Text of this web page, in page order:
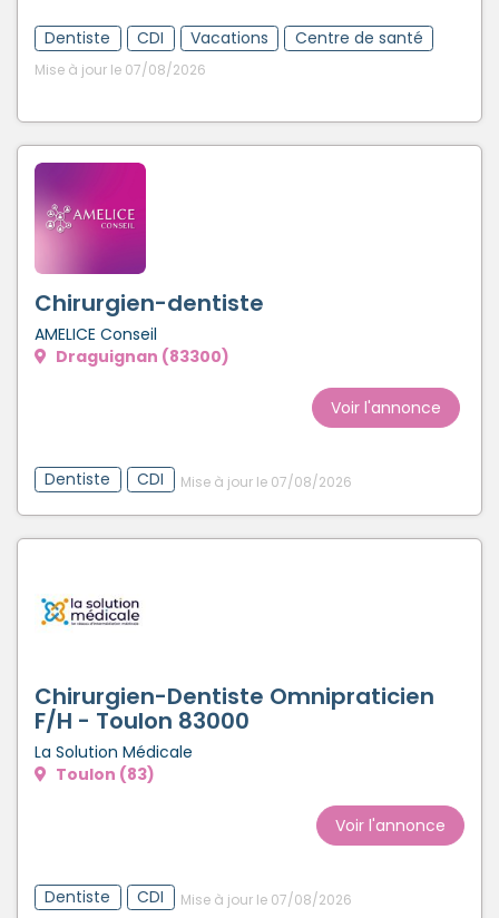
Dentiste CDI Vacations Centre de santé
Mise à jour le 07/08/2026
Chirurgien-dentiste
AMELICE Conseil
Draguignan (83300)
Voir l'annonce
Dentiste CDI Mise à jour le 07/08/2026
Chirurgien-Dentiste Omnipraticien
F/H - Toulon 83000
La Solution Médicale
Toulon (83)
Voir l'annonce
Dentiste CDI Mise à jour le 07/08/2026